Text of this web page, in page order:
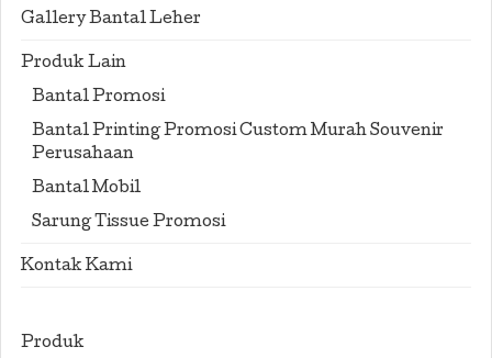
Gallery Bantal Leher
Produk Lain
Bantal Promosi
Bantal Printing Promosi Custom Murah Souvenir
Perusahaan
Bantal Mobil
Sarung Tissue Promosi
Kontak Kami
Produk